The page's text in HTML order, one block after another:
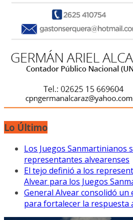
Lo Último
Los Juegos Sanmartinianos
representantes alvearenses
El tejo definió a los
Alvear para los Juegos
General Alvear consolidó un
para fortalecer la respuesta